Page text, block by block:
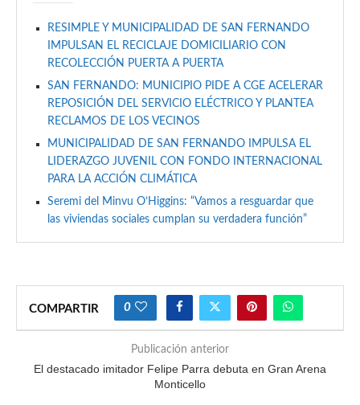
RESIMPLE Y MUNICIPALIDAD DE SAN FERNANDO
IMPULSAN EL RECICLAJE DOMICILIARIO CON
RECOLECCIÓN PUERTA A PUERTA
SAN FERNANDO: MUNICIPIO PIDE A CGE ACELERAR
REPOSICIÓN DEL SERVICIO ELÉCTRICO Y PLANTEA
RECLAMOS DE LOS VECINOS
MUNICIPALIDAD DE SAN FERNANDO IMPULSA EL
LIDERAZGO JUVENIL CON FONDO INTERNACIONAL
PARA LA ACCIÓN CLIMÁTICA
Seremi del Minvu O’Higgins: “Vamos a resguardar que
las viviendas sociales cumplan su verdadera función”
COMPARTIR 0
Publicación anterior
El destacado imitador Felipe Parra debuta en Gran Arena
Monticello